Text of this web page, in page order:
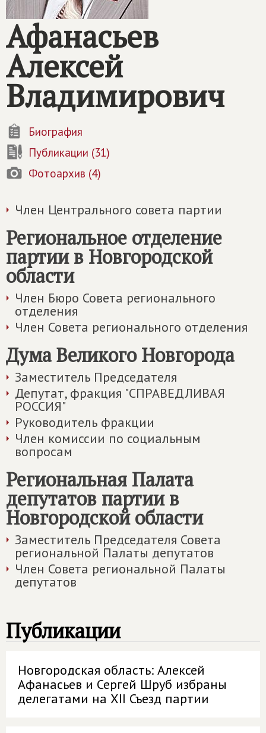
Афанасьев
Алексей
Владимирович
Биография
Публикации (31)
Фотоархив (4)
Член Центрального совета партии
Региональное отделение
партии в Новгородской
области
Член Бюро Совета регионального
отделения
Член Совета регионального отделения
Дума Великого Новгорода
Заместитель Председателя
Депутат, фракция "СПРАВЕДЛИВАЯ
РОССИЯ"
Руководитель фракции
Член комиссии по социальным
вопросам
Региональная Палата
депутатов партии в
Новгородской области
Заместитель Председателя Совета
региональной Палаты депутатов
Член Совета региональной Палаты
депутатов
Публикации
Новгородская область: Алексей
Афанасьев и Сергей Шруб избраны
делегатами на XII Съезд партии